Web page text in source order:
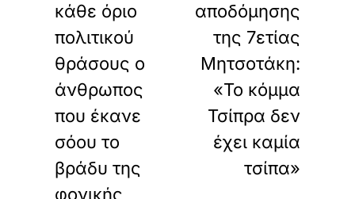
κάθε όριο
πολιτικού
θράσους ο
άνθρωπος
που έκανε
σόου το
βράδυ της
φονικής
αποδόμησης
της 7ετίας
Μητσοτάκη:
«Το κόμμα
Τσίπρα δεν
έχει καμία
τσίπα»